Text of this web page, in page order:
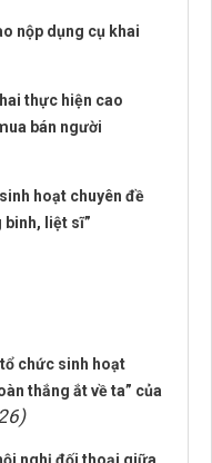
nộp dụng cụ khai
thực hiện cao
bán người
hoạt chuyên đề
binh, liệt sĩ”
chức sinh hoạt
thắng ắt về ta” của